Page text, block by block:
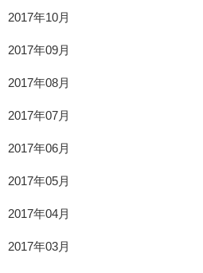
2017年10月
2017年09月
2017年08月
2017年07月
2017年06月
2017年05月
2017年04月
2017年03月